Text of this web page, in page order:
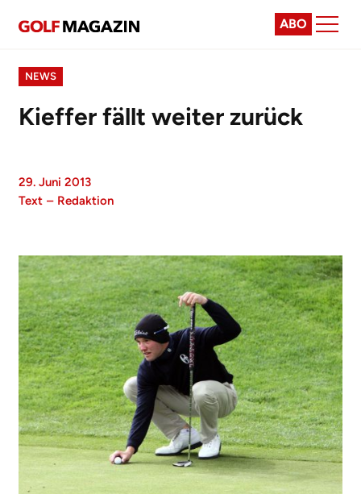
ABO
NEWS
Kieffer fällt weiter zurück
29. Juni 2013
Text – Redaktion